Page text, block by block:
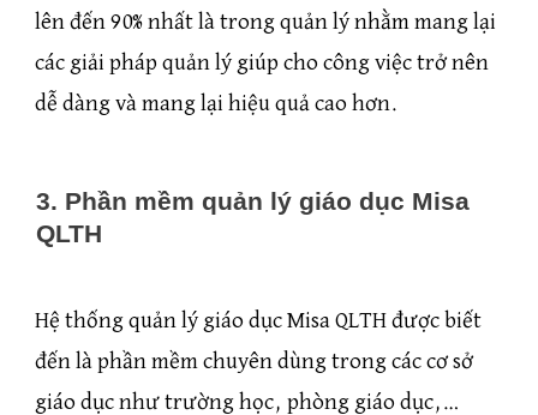
lên đến 90% nhất là trong quản lý nhằm mang lại
các giải pháp quản lý giúp cho công việc trở nên
dễ dàng và mang lại hiệu quả cao hơn.
3. Phần mềm quản lý giáo dục Misa
QLTH
Hệ thống quản lý giáo dục Misa QLTH được biết
đến là phần mềm chuyên dùng trong các cơ sở
giáo dục như trường học, phòng giáo dục,…